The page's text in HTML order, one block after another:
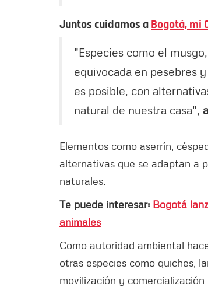
Juntos cuidamos aBogotá, mi
"Especies como el
equivocada en pesebres
es posible, con
natural de nuestra casa",
Elementos como aserrín,
alternativas que se adaptan a
naturales.
Te puede interesar: Bogotá
animales
Como autoridad ambiental
otras especies como quiches,
movilización y